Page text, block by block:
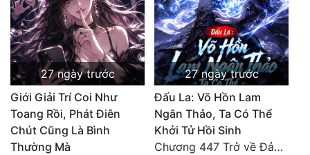
27 ngày trước
Giới Giải Trí Coi Như
Toang Rồi, Phát Điên
Chút Cũng Là Bình
Thường Mà
27 ngày trước
Đấu La: Võ Hồn Lam
Ngân Thảo, Ta Có Thể
Khởi Tử Hồi Sinh
Chương 447 Trở về Đảo Hải Thần